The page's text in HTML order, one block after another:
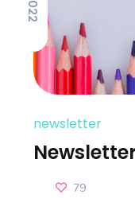
newsletter
79